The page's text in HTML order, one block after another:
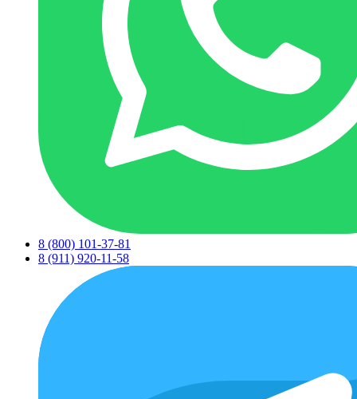
8 (800) 101-37-81
8 (911) 920-11-58